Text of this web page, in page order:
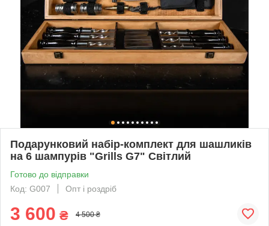
Подарунковий набір-комплект для шашликів
на 6 шампурів "Grills G7" Світлий
Готово до відправки
Код: G007
Опт і роздріб
3 600 ₴ 4 500 ₴